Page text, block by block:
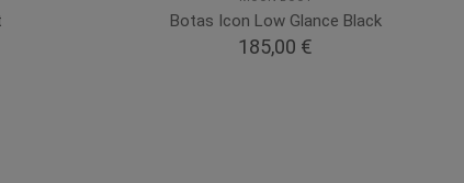
Botas Icon Low Glance Black
185,00 €